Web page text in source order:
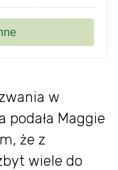
w
podała Maggie
że z
wiele do